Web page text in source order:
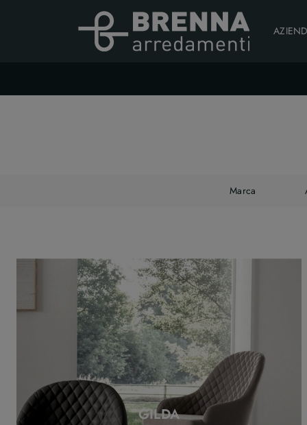
Marca
GILDA